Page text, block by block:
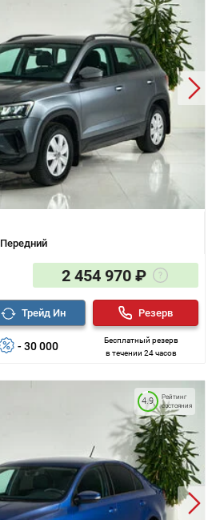
Передний
2 454 970 ₽
- 30 000
Трейд Ин
Бесплатный резерв
в течении 24 часов
Резерв
Рейтинг
состояния
4.9